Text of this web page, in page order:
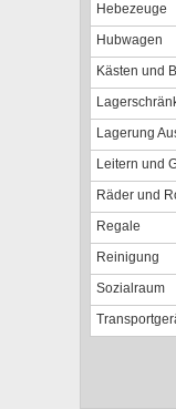
Hebezeuge
Hubwagen
Kästen und
Lagerung
Leitern und
Räder und
Regale
Reinigung
Sozialraum